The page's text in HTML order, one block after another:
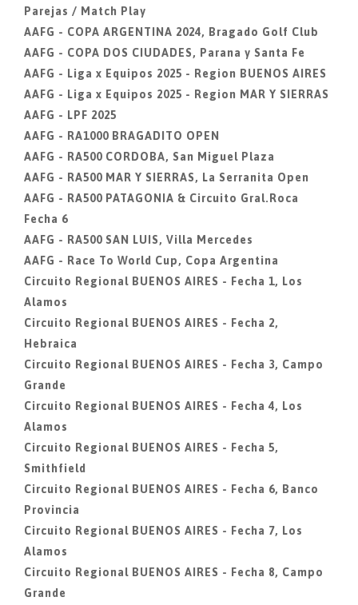
Parejas / Match Play
AAFG - COPA ARGENTINA 2024, Bragado Golf Club
AAFG - COPA DOS CIUDADES, Parana y Santa Fe
AAFG - Liga x Equipos 2025 - Region BUENOS AIRES
AAFG - Liga x Equipos 2025 - Region MAR Y SIERRAS
AAFG - LPF 2025
AAFG - RA1000 BRAGADITO OPEN
AAFG - RA500 CORDOBA, San Miguel Plaza
AAFG - RA500 MAR Y SIERRAS, La Serranita Open
AAFG - RA500 PATAGONIA & Circuito Gral.Roca
Fecha 6
AAFG - RA500 SAN LUIS, Villa Mercedes
AAFG - Race To World Cup, Copa Argentina
Circuito Regional BUENOS AIRES - Fecha 1, Los
Alamos
Circuito Regional BUENOS AIRES - Fecha 2,
Hebraica
Circuito Regional BUENOS AIRES - Fecha 3, Campo
Grande
Circuito Regional BUENOS AIRES - Fecha 4, Los
Alamos
Circuito Regional BUENOS AIRES - Fecha 5,
Smithfield
Circuito Regional BUENOS AIRES - Fecha 6, Banco
Provincia
Circuito Regional BUENOS AIRES - Fecha 7, Los
Alamos
Circuito Regional BUENOS AIRES - Fecha 8, Campo
Grande